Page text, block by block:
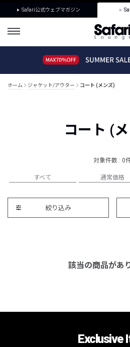
Safari公式ウェブマガジン
ホーム ジャケット/アウター コート (メンズ)
コート (
対象件数 : 0
すべて 通常価格
絞り込み
該当の商品があ
Exclusive